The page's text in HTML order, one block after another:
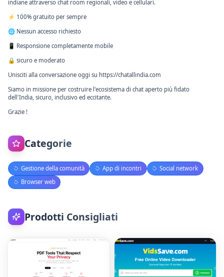
indiane attraverso chat room regionali, video e cellulari.
⚡ 100% gratuito per sempre
🌐 Nessun accesso richiesto
📱 Responsione completamente mobile
🔒 sicuro e moderato
Unisciti alla conversazione oggi su https://chatallindia.com
Siamo in missione per costruire l'ecosistema di chat aperto più fidato
dell'India, sicuro, inclusivo ed eccitante.
Grazie !
Categorie
Gestione della comunità App di incontri
Social network
Browser web
Prodotti Consigliati